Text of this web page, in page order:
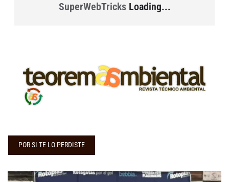
SuperWebTricksLoading...
POR SI TE LO PERDISTE